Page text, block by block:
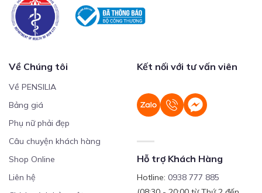
Về Chúng tôi
Về PENSILIA
Bảng giá
Phụ nữ phải đẹp
Câu chuyện khách hàng
Shop Online
Liên hệ
Kết nối với tư vấn viên
Hỗ trợ Khách Hàng
Hotline: 0938 777 885